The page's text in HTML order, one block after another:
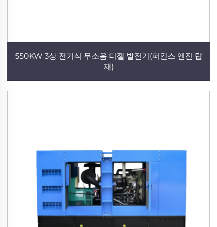
550KW 3상 전기식 무소음 디젤 발전기(퍼킨스 엔진 탑
재)